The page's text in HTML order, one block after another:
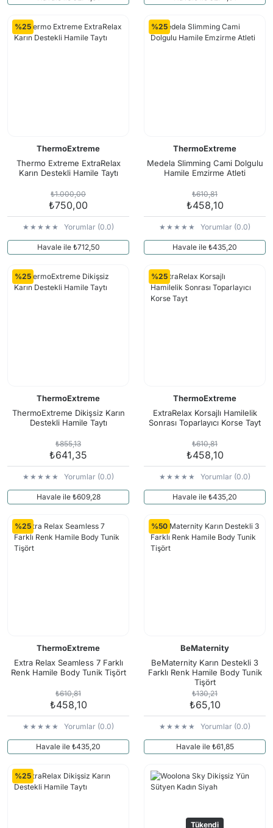
%25
ThermoExtreme
Thermo Extreme ExtraRelax
Karın Destekli Hamile Taytı
₺1.000,00
₺750,00
Yorumlar (0.0)
Havale ile ₺712,50
%25
ThermoExtreme
Medela Slimming Cami Dolgulu
Hamile Emzirme Atleti
₺610,81
₺458,10
Yorumlar (0.0)
Havale ile ₺435,20
%25
ThermoExtreme
ThermoExtreme Dikişsiz Karın
Destekli Hamile Taytı
₺855,13
₺641,35
Yorumlar (0.0)
Havale ile ₺609,28
%25
ThermoExtreme
ExtraRelax Korsajlı Hamilelik
Sonrası Toparlayıcı Korse Tayt
₺610,81
₺458,10
Yorumlar (0.0)
Havale ile ₺435,20
%25
ThermoExtreme
Extra Relax Seamless 7 Farklı
Renk Hamile Body Tunik Tişört
₺610,81
₺458,10
Yorumlar (0.0)
Havale ile ₺435,20
%50
BeMaternity
BeMaternity Karın Destekli 3
Farklı Renk Hamile Body Tunik
Tişört
₺130,21
₺65,10
Yorumlar (0.0)
Havale ile ₺61,85
%25
Tükendi